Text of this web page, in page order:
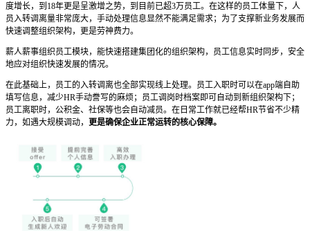
度增长，到18年更是呈激增之势，到目前已超3万员工。在这样的员工体量下，人
员入转调离量非常庞大，手动处理信息显然不能满足需求；为了支撑新业务发展而
快速调整组织架构，更是劳神费力。
薪人薪事组织员工模块，能快速搭建集团化的组织架构，员工信息实时同步，安全
地应对组织快速发展的情况。
在此基础上，员工的入转调离也全部实现线上处理。员工入职时可以在app端自助
填写信息，减少HR手动誊写的麻烦；员工调岗时档案即可自动到新组织架构下；
员工离职时，公积金、社保等也会自动减员。在日常工作就已经帮HR节省不少精
力，如遇大规模调动， 更是确保企业正常运转的核心保障。